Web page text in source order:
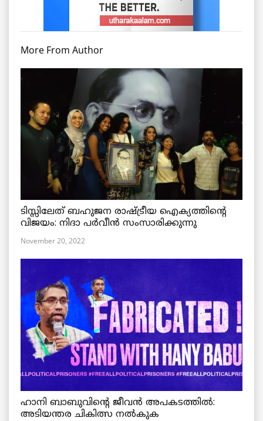
More From Author
ടിസ്സിലേത് ബഹുജന രാഷ്ട്രീയ ഐക്യത്തിന്റെ
വിജയം: നിദാ പർവീൻ സംസാരിക്കുന്നു
November 20, 2022
ഹാനി ബാബുവിന്റെ ജീവൻ അപകടത്തിൽ:
അടിയന്തര ചികിത്സ നൽകുക